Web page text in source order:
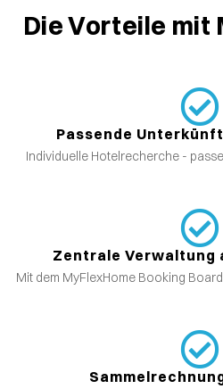
Die Vorteile mit
Passende
Individuelle Hotelrecherche -
Zentrale Verwaltung
Mit dem MyFlexHome Booking